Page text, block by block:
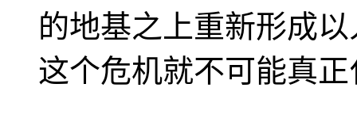
的地基之上重新形成
这个危机就不可能真